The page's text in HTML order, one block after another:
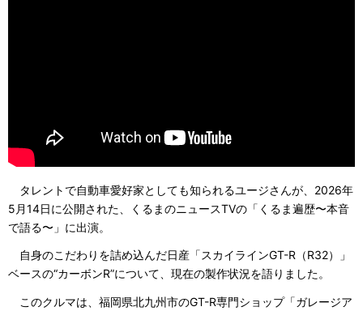
タレントで自動車愛好家としても知られるユージさんが、2026年
5月14日に公開された、くるまのニュースTVの「くるま遍歴〜本音
で語る〜」に出演。
自身のこだわりを詰め込んだ日産「スカイラインGT-R（R32）」
ベースの“カーボンR”について、現在の製作状況を語りました。
このクルマは、福岡県北九州市のGT-R専門ショップ「ガレージア